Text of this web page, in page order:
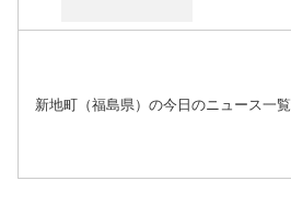
新地町（福島県）の今日のニュース一覧